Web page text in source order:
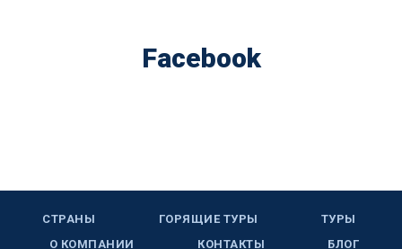
Facebook
СТРАНЫ ГОРЯЩИЕ ТУРЫ
ТУРЫ
О КОМПАНИИ
КОНТАКТЫ БЛОГ